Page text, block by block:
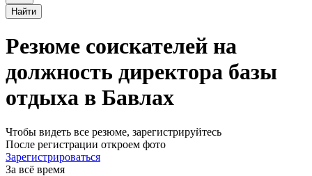
Найти
Резюме соискателей на
должность директора базы
отдыха в Бавлах
Чтобы видеть все резюме, зарегистрируйтесь
После регистрации откроем фото
Зарегистрироваться
За всё время